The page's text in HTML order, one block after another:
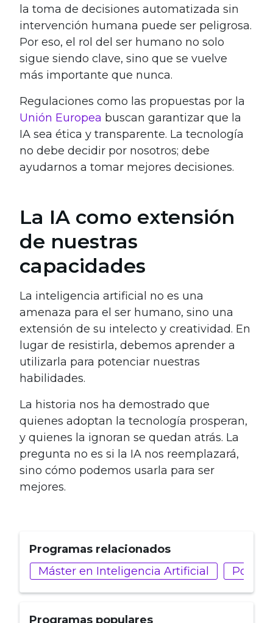
la toma de decisiones automatizada sin
intervención humana puede ser peligrosa.
Por eso, el rol del ser humano no solo
sigue siendo clave, sino que se vuelve
más importante que nunca.
Regulaciones como las propuestas por la
Unión Europea buscan garantizar que la
IA sea ética y transparente. La tecnología
no debe decidir por nosotros; debe
ayudarnos a tomar mejores decisiones.
La IA como extensión
de nuestras
capacidades
La inteligencia artificial no es una
amenaza para el ser humano, sino una
extensión de su intelecto y creatividad. En
lugar de resistirla, debemos aprender a
utilizarla para potenciar nuestras
habilidades.
La historia nos ha demostrado que
quienes adoptan la tecnología prosperan,
y quienes la ignoran se quedan atrás. La
pregunta no es si la IA nos reemplazará,
sino cómo podemos usarla para ser
mejores.
Programas relacionados
Máster en Inteligencia Artificial
Programas populares